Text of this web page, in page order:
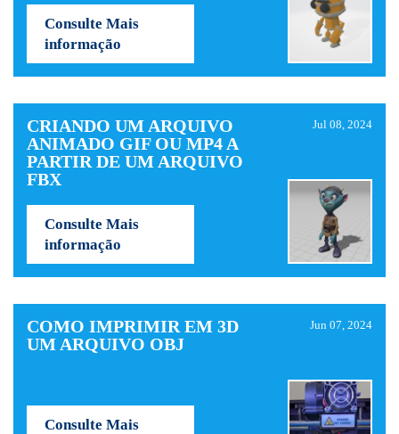
Consulte Mais
informação
CRIANDO UM ARQUIVO
ANIMADO GIF OU MP4 A
PARTIR DE UM ARQUIVO
FBX
Jul 08, 2024
Consulte Mais
informação
COMO IMPRIMIR EM 3D
UM ARQUIVO OBJ
Jun 07, 2024
Consulte Mais